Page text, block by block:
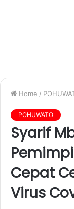
Home /
POHUWATO
Syarif
Cepat
Virus